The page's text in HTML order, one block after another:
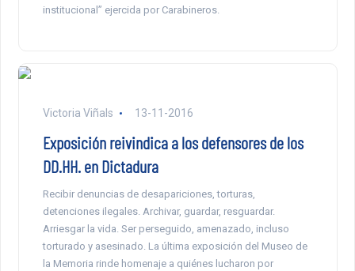
institucional” ejercida por Carabineros.
Victoria Viñals 13-11-2016
Exposición reivindica a los defensores de los
DD.HH. en Dictadura
Recibir denuncias de desapariciones, torturas,
detenciones ilegales. Archivar, guardar, resguardar.
Arriesgar la vida. Ser perseguido, amenazado, incluso
torturado y asesinado. La última exposición del Museo de
la Memoria rinde homenaje a quiénes lucharon por